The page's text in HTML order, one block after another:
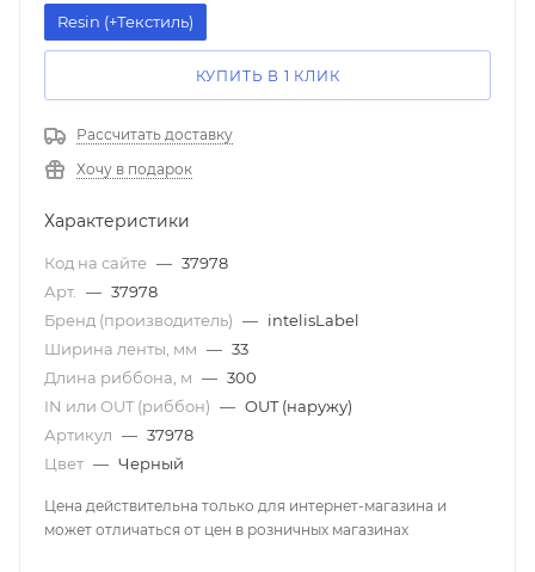
Resin (+Текстиль)
КУПИТЬ В 1 КЛИК
Рассчитать доставку
Хочу в подарок
Характеристики
Код на сайте — 37978
Арт.
— 37978
Бренд (производитель) — intelisLabel
Ширина ленты, мм — 33
Длина риббона, м — 300
IN или OUT (риббон) — OUT (наружу)
Артикул — 37978
Цвет — Черный
Цена действительна только для интернет-магазина и
может отличаться от цен в розничных магазинах